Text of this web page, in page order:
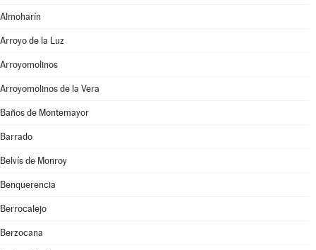
Almoharín
Arroyo de la Luz
Arroyomolinos
Arroyomolinos de la Vera
Baños de Montemayor
Barrado
Belvís de Monroy
Benquerencia
Berrocalejo
Berzocana